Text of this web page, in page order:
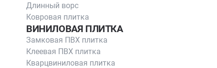
Длинный ворс
Ковровая плитка
ВИНИЛОВАЯ ПЛИТКА
Замковая ПВХ плитка
Клеевая ПВХ плитка
Кварцвиниловая плитка